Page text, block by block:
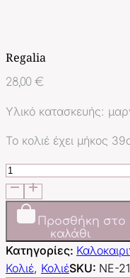
Regalia
28,00 €
Υλικό κατασκευής:
Το κολιέ έχει μήκος
Regalia
ποσότητα
Προσθήκη στο
καλάθι
Κατηγορίες:
Κολιέ, ΚολιέSKU: NE-